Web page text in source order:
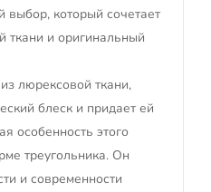
который сочетает
ткани и оригинальный
люрексовой ткани,
блеск и придает ей
особенность этого
треугольника. Он
и современности